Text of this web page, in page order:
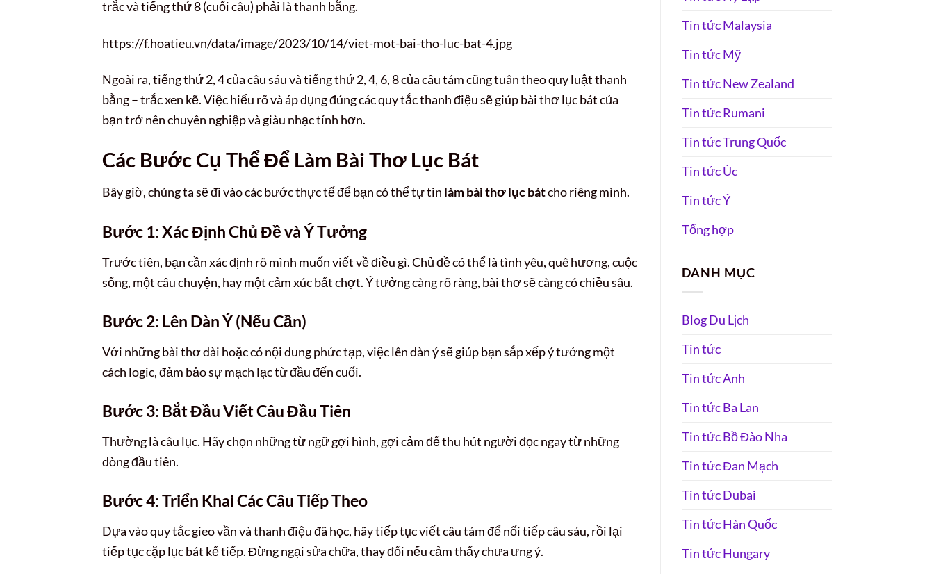
trắc và tiếng thứ 8 (cuối câu) phải là thanh bằng.
https://f.hoatieu.vn/data/image/2023/10/14/viet-mot-bai-tho-luc-bat-4.jpg
Ngoài ra, tiếng thứ 2, 4 của câu sáu và tiếng thứ 2, 4, 6, 8 của câu tám cũng tuân theo quy luật thanh
bằng – trắc xen kẽ. Việc hiểu rõ và áp dụng đúng các quy tắc thanh điệu sẽ giúp bài thơ lục bát của
bạn trở nên chuyên nghiệp và giàu nhạc tính hơn.
Các Bước Cụ Thể Để Làm Bài Thơ Lục Bát
Bây giờ, chúng ta sẽ đi vào các bước thực tế để bạn có thể tự tin làm bài thơ lục bátcho riêng mình.
Bước 1: Xác Định Chủ Đề và Ý Tưởng
Trước tiên, bạn cần xác định rõ mình muốn viết về điều gì. Chủ đề có thể là tình yêu, quê hương, cuộc
sống, một câu chuyện, hay một cảm xúc bất chợt. Ý tưởng càng rõ ràng, bài thơ sẽ càng có chiều sâu.
Bước 2: Lên Dàn Ý (Nếu Cần)
Với những bài thơ dài hoặc có nội dung phức tạp, việc lên dàn ý sẽ giúp bạn sắp xếp ý tưởng một
cách logic, đảm bảo sự mạch lạc từ đầu đến cuối.
Bước 3: Bắt Đầu Viết Câu Đầu Tiên
Thường là câu lục. Hãy chọn những từ ngữ gợi hình, gợi cảm để thu hút người đọc ngay từ những
dòng đầu tiên.
Bước 4: Triển Khai Các Câu Tiếp Theo
Dựa vào quy tắc gieo vần và thanh điệu đã học, hãy tiếp tục viết câu tám để nối tiếp câu sáu, rồi lại
tiếp tục cặp lục bát kế tiếp. Đừng ngại sửa chữa, thay đổi nếu cảm thấy chưa ưng ý.
Tin tức Malaysia
Tin tức Mỹ
Tin tức New Zealand
Tin tức Rumani
Tin tức Trung Quốc
Tin tức Úc
Tin tức Ý
Tổng hợp
DANH MỤC
Blog Du Lịch
Tin tức
Tin tức Anh
Tin tức Ba Lan
Tin tức Bồ Đào Nha
Tin tức Đan Mạch
Tin tức Dubai
Tin tức Hàn Quốc
Tin tức Hungary